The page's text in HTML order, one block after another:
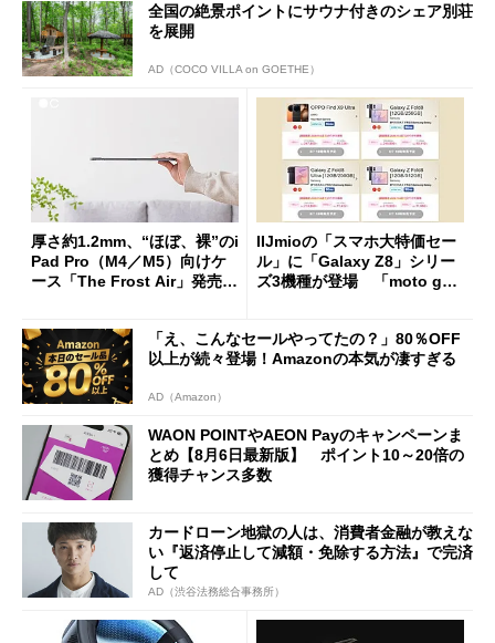
全国の絶景ポイントにサウナ付きのシェア別荘
を展開
AD（COCO VILLA on GOETHE）
厚さ約1.2mm、“ほぼ、裸”のi
Pad Pro（M4／M5）向けケ
ース「The Frost Air」発売
IIJmioの「スマホ大特価セー
ル」に「Galaxy Z8」シリー
ズ3機種が登場 「moto g37
「え、こんなセールやってたの？」80％OFF
以上が続々登場！Amazonの本気が凄すぎる
AD（Amazon）
WAON POINTやAEON Payのキャンペーンま
とめ【8月6日最新版】 ポイント10～20倍の
獲得チャンス多数
カードローン地獄の人は、消費者金融が教えな
い『返済停止して減額・免除する方法』で完済
して
AD（渋谷法務総合事務所）